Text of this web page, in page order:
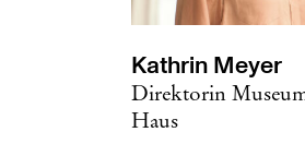
Kathrin Meyer
Direktorin
Haus